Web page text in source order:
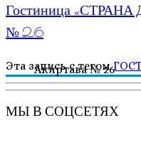
Гостиница «СТРАНА
№ 26
Эта запись с тегом
МЫ В СОЦСЕТЯХ